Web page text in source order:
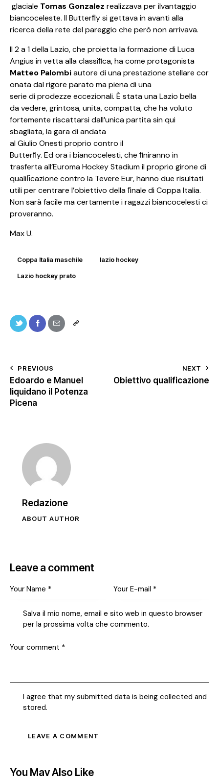
glaciale Tomas Gonzalez realizzava per ilvantaggio
biancoceleste. Il Butterﬂy si gettava in avanti alla
ricerca della rete del pareggio che però non arrivava.
Il 2 a 1 della Lazio, che proietta la formazione di Luca
Angius in vetta alla classiﬁca, ha come protagonista
Matteo Palombiautore di una prestazione stellare cor
onata dal rigore parato ma piena di una
serie di prodezze eccezionali. È stata una Lazio bella
da vedere, grintosa, unita, compatta, che ha voluto
fortemente riscattarsi dall’unica partita sin qui
sbagliata, la gara di andata
al Giulio Onesti proprio contro il
Butterﬂy. Ed ora i biancocelesti, che ﬁniranno in
trasferta all’Euroma Hockey Stadium il proprio girone di
qualiﬁcazione contro la Tevere Eur, hanno due risultati
utili per centrare l’obiettivo della ﬁnale di Coppa Italia.
Non sarà facile ma certamente i ragazzi biancocelesti ci
proveranno.
Max U.
Coppa Italia maschile lazio hockey
Lazio hockey prato
PREVIOUS
Edoardo e Manuel
liquidano il Potenza
Picena
NEXT
Obiettivo qualificazione
Redazione
ABOUT AUTHOR
Leave a comment
Salva il mio nome, email e sito web in questo browser
per la prossima volta che commento.
I agree that my submitted data is being collected and
stored.
You May Also Like